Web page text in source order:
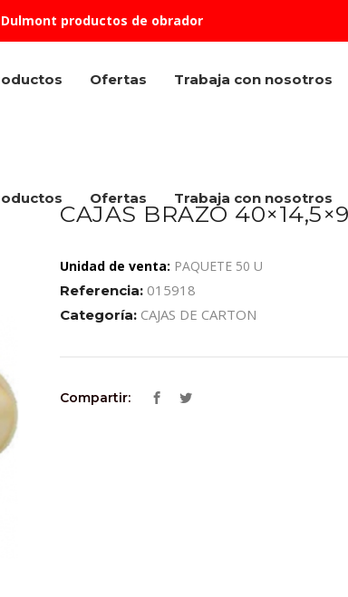
productos de obrador
Ofertas Trabaja con nosotros
Ofertas Trabaja con nosotros
CAJAS BRAZO
Unidad de venta: PAQUETE 50 U
Referencia: 015918
Categoría: CAJAS DE CARTON
Compartir: